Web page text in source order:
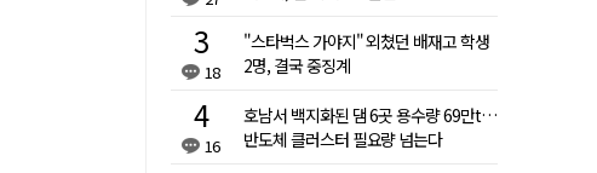
18
"스타벅스 가야지" 외쳤던 배재고 학생
2명, 결국 중징계
16
호남서 백지화된 댐 6곳 용수량 69만t…
반도체 클러스터 필요량 넘는다